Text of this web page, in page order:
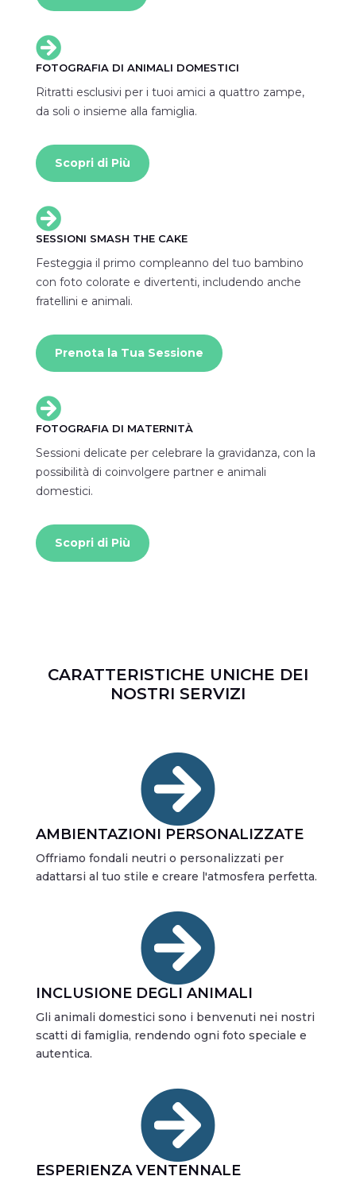

FOTOGRAFIA DI ANIMALI DOMESTICI
Ritratti esclusivi per i tuoi amici a quattro zampe,
da soli o insieme alla famiglia.
Scopri di Più

SESSIONI SMASH THE CAKE
Festeggia il primo compleanno del tuo bambino
con foto colorate e divertenti, includendo anche
fratellini e animali.
Prenota la Tua Sessione

FOTOGRAFIA DI MATERNITÀ
Sessioni delicate per celebrare la gravidanza, con la
possibilità di coinvolgere partner e animali
domestici.
Scopri di Più
CARATTERISTICHE UNICHE DEI
NOSTRI SERVIZI

AMBIENTAZIONI PERSONALIZZATE
Offriamo fondali neutri o personalizzati per
adattarsi al tuo stile e creare l'atmosfera perfetta.

INCLUSIONE DEGLI ANIMALI
Gli animali domestici sono i benvenuti nei nostri
scatti di famiglia, rendendo ogni foto speciale e
autentica.

ESPERIENZA VENTENNALE